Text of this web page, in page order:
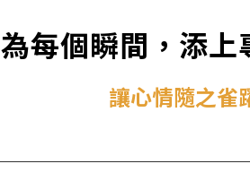
為每個瞬間，添上
讓心情隨之雀